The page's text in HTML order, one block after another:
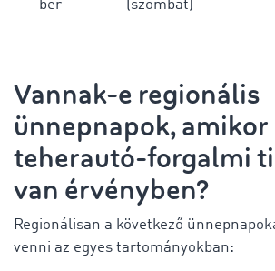
ber (szombat)
Vannak-e regionális
ünnepnapok, amikor
teherautó-forgalmi
van érvényben?
Regionálisan a következő
venni az egyes tartományokban: